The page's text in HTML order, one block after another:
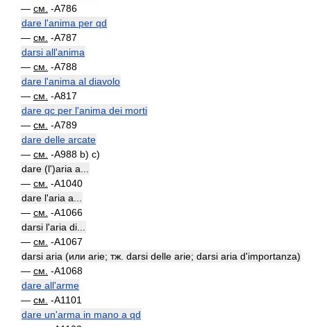
— см. -A786
dare l'anima per qd
— см. -A787
darsi all'anima
— см. -A788
dare l'anima al diavolo
— см. -A817
dare qc per l'anima dei morti
— см. -A789
dare delle arcate
— см. -A988 b) c)
dare (l')aria a...
— см. -A1040
dare l'aria a...
— см. -A1066
darsi l'aria di...
— см. -A1067
darsi aria (или arie; тж. darsi delle arie; darsi aria d'importanza)
— см. -A1068
dare all'arme
— см. -A1101
dare un'arma in mano a qd